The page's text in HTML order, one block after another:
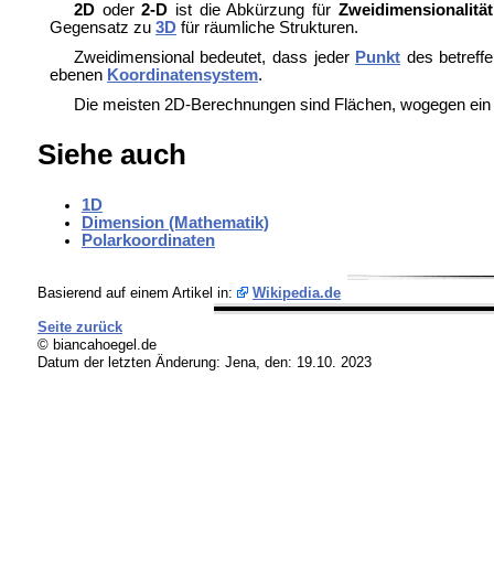
2Doder2-D ist dieAbkürzung für Zweidimensionalität
Gegensatz zu 3Dfür räumliche Strukturen.
Zweidimensional bedeutet, dass jeder Punkt des
ebenen Koordinatensystem.
Die meisten 2D-Berechnungen sind Flächen, wogegen
Siehe auch
1D
Dimension (Mathematik)
Polarkoordinaten
Basierend auf einem Artikel in: Wikipedia.de
Seite zurück
© biancahoegel.de
Datum der letzten Änderung: Jena, den: 19.10. 2023